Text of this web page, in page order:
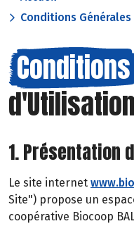
Conditions
Conditions
d'Utilisation
1. Présentation
Le site internet
Site") propose un
coopérative Biocoop